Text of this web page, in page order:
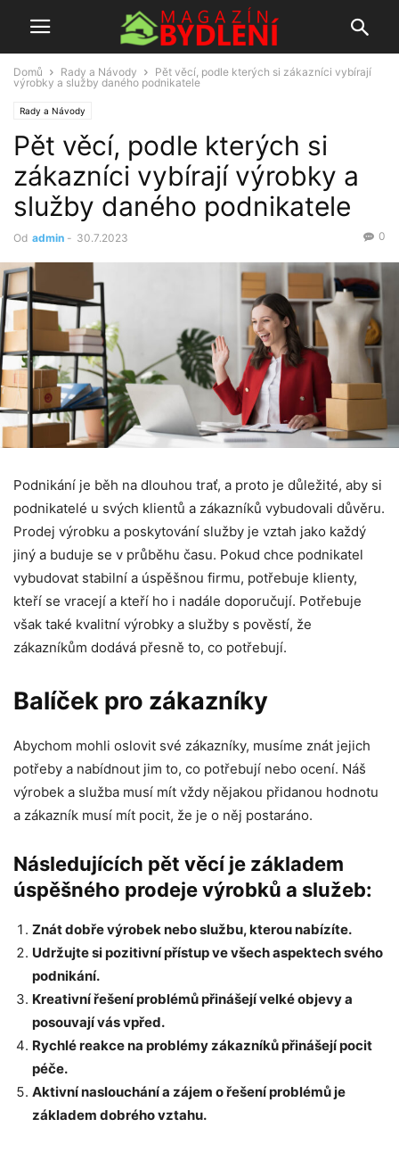
Domů Rady a Návody
Pět věcí, podle kterých si zákazníci vybírají
výrobky a služby daného podnikatele
Rady a Návody
Pět věcí, podle kterých si
zákazníci vybírají výrobky a
služby daného podnikatele
Od admin - 30.7.2023 0
Podnikání je běh na dlouhou trať, a proto je důležité, aby si
podnikatelé u svých klientů a zákazníků vybudovali důvěru.
Prodej výrobku a poskytování služby je vztah jako každý
jiný a buduje se v průběhu času. Pokud chce podnikatel
vybudovat stabilní a úspěšnou firmu, potřebuje klienty,
kteří se vracejí a kteří ho i nadále doporučují. Potřebuje
však také kvalitní výrobky a služby s pověstí, že
zákazníkům dodává přesně to, co potřebují.
Balíček pro zákazníky
Abychom mohli oslovit své zákazníky, musíme znát jejich
potřeby a nabídnout jim to, co potřebují nebo ocení. Náš
výrobek a služba musí mít vždy nějakou přidanou hodnotu
a zákazník musí mít pocit, že je o něj postaráno.
Následujících pět věcí je základem
úspěšného prodeje výrobků a služeb:
Znát dobře výrobek nebo službu, kterou nabízíte.
Udržujte si pozitivní přístup ve všech aspektech svého
podnikání.
Kreativní řešení problémů přinášejí velké objevy a
posouvají vás vpřed.
Rychlé reakce na problémy zákazníků přinášejí pocit
péče.
Aktivní naslouchání a zájem o řešení problémů je
základem dobrého vztahu.